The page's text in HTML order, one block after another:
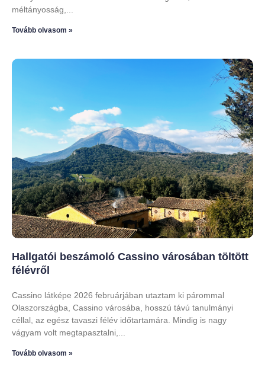
méltányosság,
Tovább olvasom »
Hallgatói beszámoló Cassino városában töltött
félévről
Cassino látképe 2026 februárjában utaztam ki párommal
Olaszországba, Cassino városába, hosszú távú tanulmányi
céllal, az egész tavaszi félév időtartamára. Mindig is nagy
vágyam volt megtapasztalni,
Tovább olvasom »